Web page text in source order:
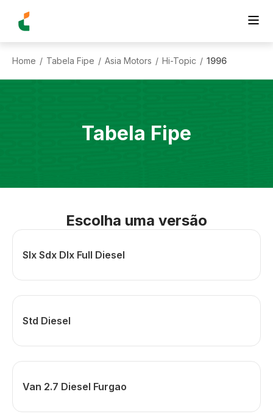
Home / Tabela Fipe / Asia Motors / Hi-Topic / 1996
Tabela Fipe
Escolha uma versão
Slx Sdx Dlx Full Diesel
Std Diesel
Van 2.7 Diesel Furgao